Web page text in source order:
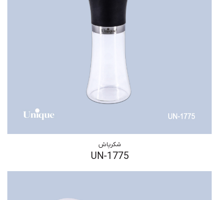
شکرپاش
UN-1775